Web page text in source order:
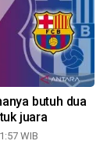
butuh dua
juara
WIB